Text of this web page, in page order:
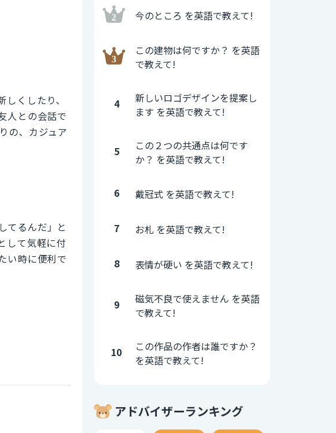
くしたり、
人との会話で
の、カジュア
るんだ」と
して気軽に付
い時に便利で
今のところ を英語で教えて!
この建物は何ですか？ を英語
で教えて!
4
新しいロゴデザインを提案し
ます を英語で教えて!
5
この２つの共通点は何です
か？ を英語で教えて!
6 戴冠式 を英語で教えて!
7 お札 を英語で教えて!
8 表情が硬い を英語で教えて!
9
磁気不良で使えません を英語
で教えて!
10
この作品の作者は誰ですか？
を英語で教えて!
アドバイザーランキング